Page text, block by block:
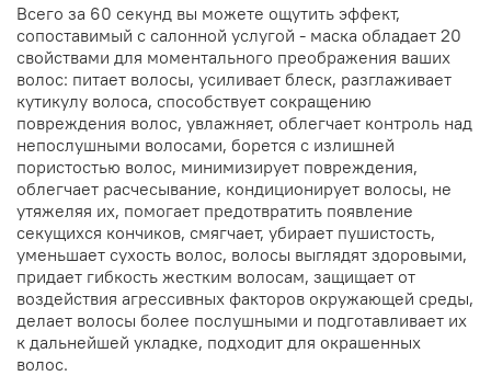
Всего за 60 секунд вы можете ощутить эффект,
сопоставимый с салонной услугой - маска обладает 20
свойствами для моментального преображения ваших
волос: питает волосы, усиливает блеск, разглаживает
кутикулу волоса, способствует сокращению
повреждения волос, увлажняет, облегчает контроль над
непослушными волосами, борется с излишней
пористостью волос, минимизирует повреждения,
облегчает расчесывание, кондиционирует волосы, не
утяжеляя их, помогает предотвратить появление
секущихся кончиков, смягчает, убирает пушистость,
уменьшает сухость волос, волосы выглядят здоровыми,
придает гибкость жестким волосам, защищает от
воздействия агрессивных факторов окружающей среды,
делает волосы более послушными и подготавливает их
к дальнейшей укладке, подходит для окрашенных
волос.